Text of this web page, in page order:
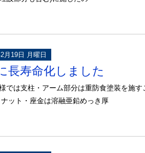
月19日 月曜日
長寿命化しました
では支柱・アーム部分は重防食塗装を施
ット・座金は溶融亜鉛めっき厚